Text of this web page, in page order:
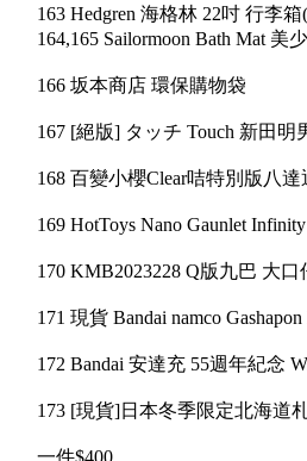
163 Hedgren 海格林 22吋 行李
164,165 Sailormoon Bath Mat 美
166 坂本商店 環保購物袋
167 [絕版] タッチ Touch 新田
168 百變小櫻Clear咭特別版八達
169 HotToys Nano Gaunlet
170 KMB2023228 Q版九巴 大
171 現貨 Bandai namco
172 Bandai 安達充 55週年紀念
173 [現貨]日本冬季限定北海道
一件$400